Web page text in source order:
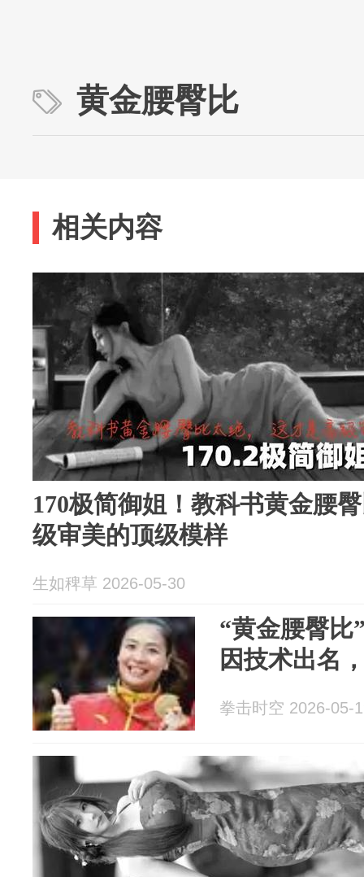
黄金腰臀比
相关内容
170极简御姐！教科书黄金腰
级审美的顶级模样
生如稗草 2026-05-30
“黄金腰臀比
因技术出名
拳击时空 2026-05-